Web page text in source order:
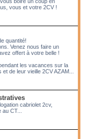
vous et votre 2CV !
quantité!
Venez nous faire un
offert à votre belle !
les vacances sur la
de leur vieille 2CV AZAM...
cabriolet 2cv,
CT...